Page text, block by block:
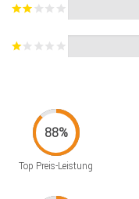
Top Preis-Leistung